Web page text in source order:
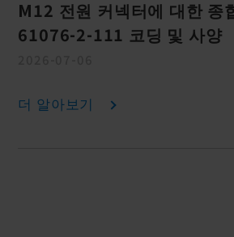
M12 전원 커넥터에 대한 종
61076-2-111 코딩 및 사양
더 알아보기